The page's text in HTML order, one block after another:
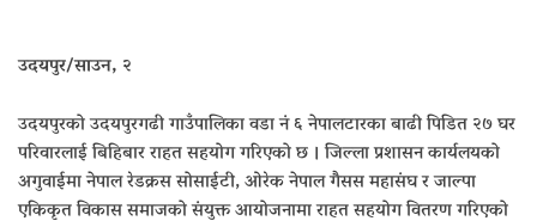
उदयपुर/साउन, २
उदयपुरको उदयपुरगढी गाउँपालिका वडा नं ६ नेपालटारका बाढी पिडित २७ घर
परिवारलाई बिहिबार राहत सहयोग गरिएको छ । जिल्ला प्रशासन कार्यलयको
अगुवाईमा नेपाल रेडक्रस सोसाईटी, ओरेक नेपाल गैसस महासंघ र जाल्पा
एकिकृत विकास समाजको संयुक्त आयोजनामा राहत सहयोग वितरण गरिएको